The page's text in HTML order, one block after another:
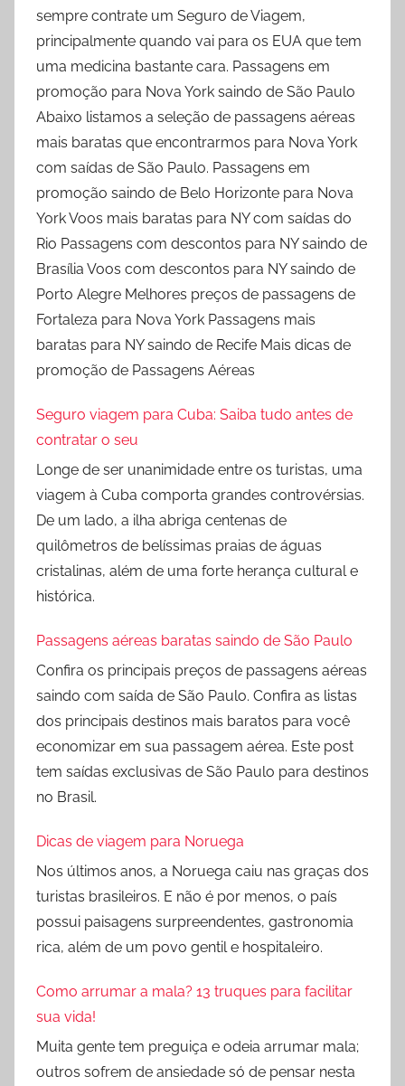
sempre contrate um Seguro de Viagem,
principalmente quando vai para os EUA que tem
uma medicina bastante cara. Passagens em
promoção para Nova York saindo de São Paulo
Abaixo listamos a seleção de passagens aéreas
mais baratas que encontrarmos para Nova York
com saídas de São Paulo. Passagens em
promoção saindo de Belo Horizonte para Nova
York Voos mais baratas para NY com saídas do
Rio Passagens com descontos para NY saindo de
Brasília Voos com descontos para NY saindo de
Porto Alegre Melhores preços de passagens de
Fortaleza para Nova York Passagens mais
baratas para NY saindo de Recife Mais dicas de
promoção de Passagens Aéreas
Seguro viagem para Cuba: Saiba tudo antes de
contratar o seu
Longe de ser unanimidade entre os turistas, uma
viagem à Cuba comporta grandes controvérsias.
De um lado, a ilha abriga centenas de
quilômetros de belíssimas praias de águas
cristalinas, além de uma forte herança cultural e
histórica.
Passagens aéreas baratas saindo de São Paulo
Confira os principais preços de passagens aéreas
saindo com saída de São Paulo. Confira as listas
dos principais destinos mais baratos para você
economizar em sua passagem aérea. Este post
tem saídas exclusivas de São Paulo para destinos
no Brasil.
Dicas de viagem para Noruega
Nos últimos anos, a Noruega caiu nas graças dos
turistas brasileiros. E não é por menos, o país
possui paisagens surpreendentes, gastronomia
rica, além de um povo gentil e hospitaleiro.
Como arrumar a mala? 13 truques para facilitar
sua vida!
Muita gente tem preguiça e odeia arrumar mala;
outros sofrem de ansiedade só de pensar nesta